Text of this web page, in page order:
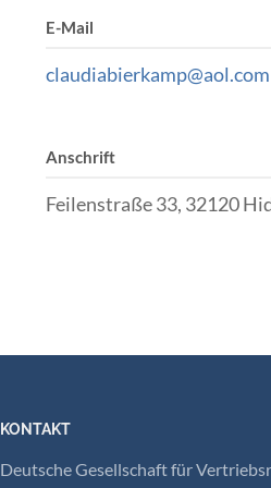
E-Mail
claudiabierkamp@aol.com
Anschrift
Feilenstraße 33, 32120
KONTAKT
Deutsche Gesellschaft für